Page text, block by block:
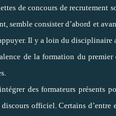
de concours de recrutement
semble consister d’abord et
Il y a loin du
de la formation du premier
des formateurs présents
officiel. Certains d’entre